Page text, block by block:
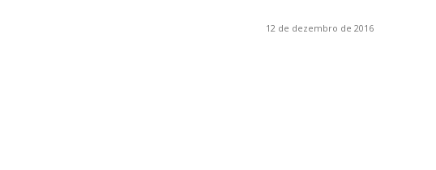
12 de dezembro de 2016